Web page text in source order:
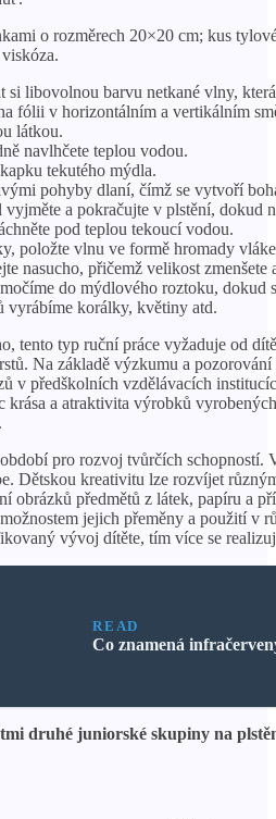
o rozměrech 20×20 cm; kus
si libovolnou barvu netkané vlny,
fólii v horizontálním a vertikálním
látkou.
navlhčete teplou vodou.
tekutého mýdla.
pohyby dlaní, čímž se vytvoří
a pokračujte v plstění, dokud
pod teplou tekoucí vodou.
položte vlnu ve formě hromady
nasucho, přičemž velikost zmenšete
do mýdlového roztoku, dokud
vyrábíme korálky, květiny atd.
​​tento typ ruční práce vyžaduje od
Na základě výzkumu a
v předškolních vzdělávacích
a atraktivita výrobků
pro rozvoj tvůrčích
Dětskou kreativitu lze rozvíjet
obrázků předmětů z látek, papíru a
jejich přeměny a použití
vývoj dítěte, tím více se
READ
Co znamená
druhé juniorské skupiny na